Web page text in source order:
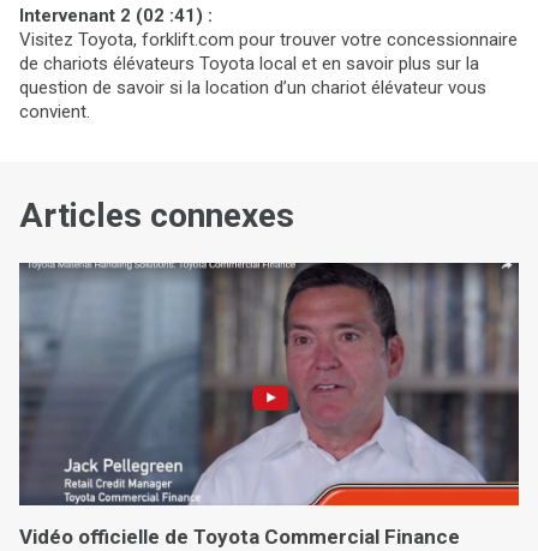
Intervenant 2 (02 :41) :
Visitez Toyota, forklift.com pour trouver votre concessionnaire
de chariots élévateurs Toyota local et en savoir plus sur la
question de savoir si la location d’un chariot élévateur vous
convient.
Articles connexes
Vidéo officielle de Toyota Commercial Finance